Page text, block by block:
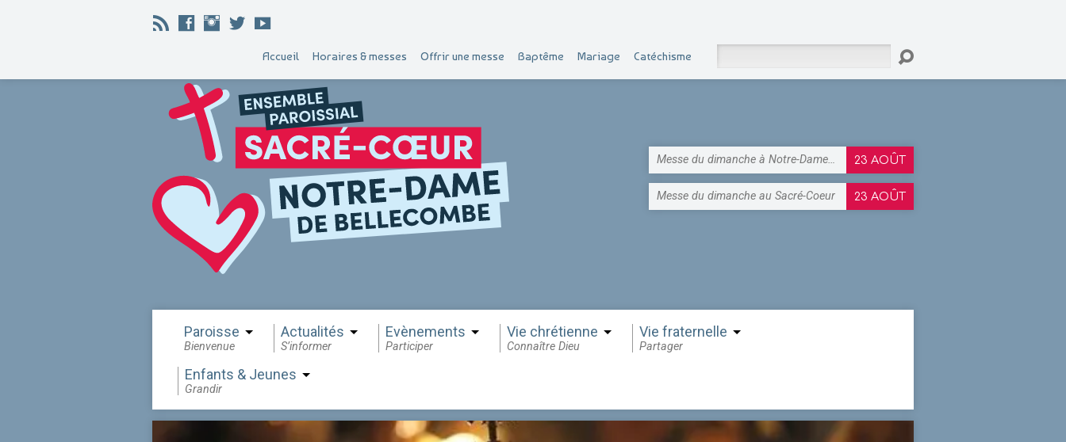
Accueil Horaires & messes Offrir une messe Baptême Mariage Catéchisme
Messe du dimanche à Notre-Dame… 23 AOÛT
Messe du dimanche au Sacré-Coeur 23 AOÛT
Paroisse
Bienvenue
Actualités
S’informer
Evènements
Participer
Vie chrétienne
Connaître Dieu
Vie fraternelle
Partager
Enfants & Jeunes
Grandir